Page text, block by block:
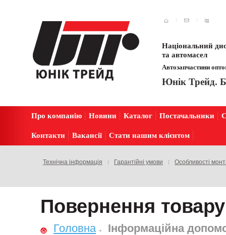
Національний
та автомасел
Автозапчастини
Юнік Трейд.
Про компанію Новини Каталог Постачальники
Контакти Вакансії Стати нашим клієнтом
Технічна інформація Гарантійні умови Особливості
Повернення товару
Головна Інформаційна